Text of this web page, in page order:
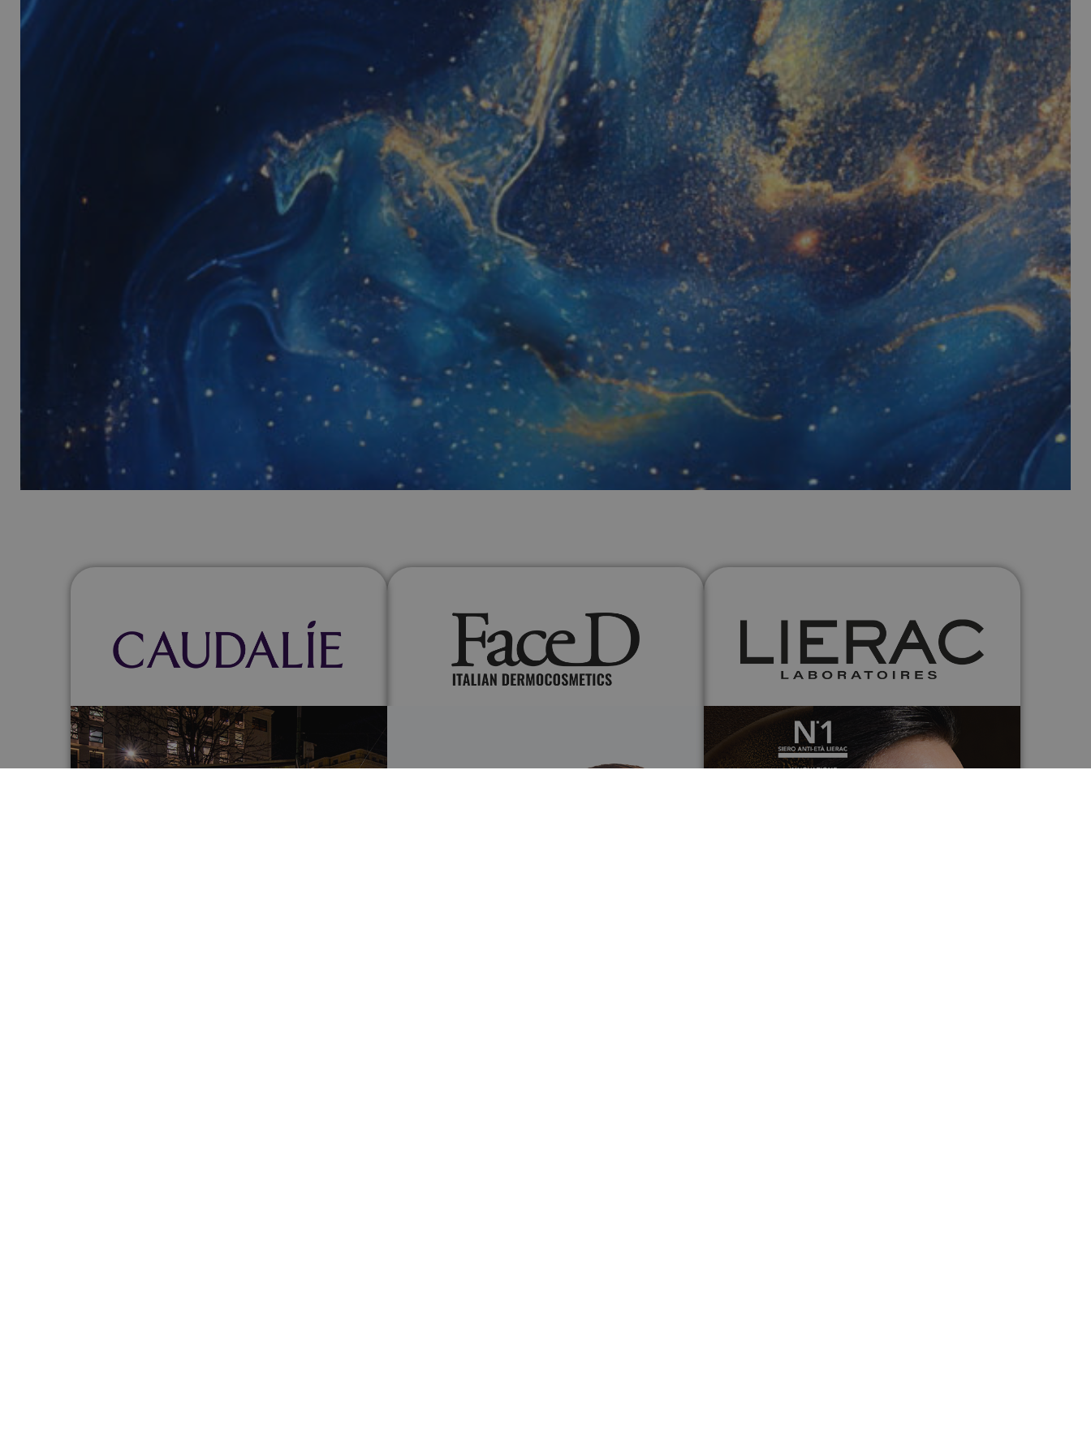
viene utilizzato può essere specifico per il sito, ma un
buon esempio è mantenere uno stato di accesso per un
utente tra le pagine.
Google LLC
.panoramacosmetico.it
1 anno 1
mese
Questo nome di cookie è associato a Google Universal
Analytics, che è un aggiornamento significativo del
servizio di analisi più comunemente utilizzato da
Google. Questo cookie viene utilizzato per distinguere
utenti unici assegnando un numero generato in modo
casuale come identificatore del cliente. È incluso in ogni
richiesta di pagina in un sito e utilizzato per calcolare i
dati di visitatori, sessioni e campagne per i rapporti di
analisi dei siti.
_ga_YJ0035S3E9
.panoramacosmetico.it
1 anno 1
mese
Questo cookie viene utilizzato da Google Analytics per
mantenere lo stato della sessione.
CookieScriptConsent
CookieScript
www.panoramacosmetico.it
5 mesi 3
settimane
Questo cookie viene utilizzato dal servizio Cookie-
Script.com per ricordare le preferenze di consenso sui
cookie dei visitatori. È necessario che il banner dei
cookie di Cookie-Script.com funzioni correttamente.